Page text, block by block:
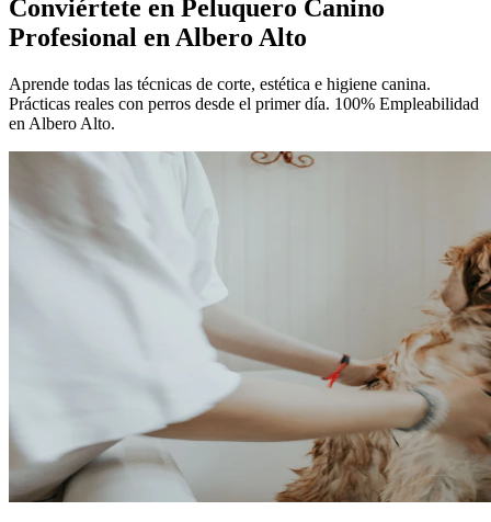
Conviértete en Peluquero Canino
Profesional en Albero Alto
Aprende todas las técnicas de corte, estética e higiene canina.
Prácticas reales con perros desde el primer día. 100% Empleabilidad
en Albero Alto.